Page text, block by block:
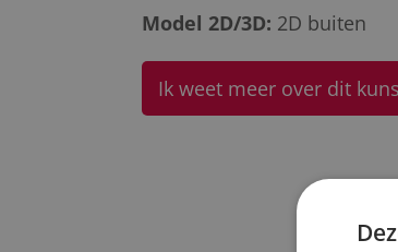
Model 2D/3D: 2D buiten
Ik weet meer over dit